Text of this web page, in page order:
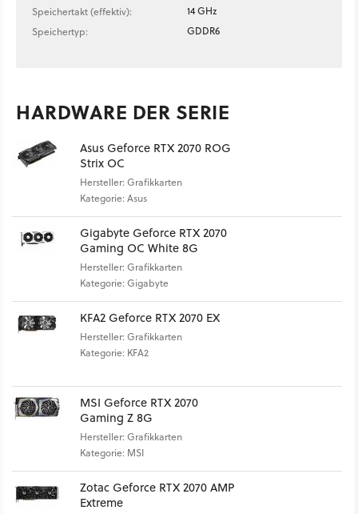
Speichertakt (effektiv):
14 GHz
Speichertyp:
GDDR6
HARDWARE DER SERIE
Asus Geforce RTX 2070 ROG
Strix OC
Hersteller: Grafikkarten
Kategorie: Asus
Gigabyte Geforce RTX 2070
Gaming OC White 8G
Hersteller: Grafikkarten
Kategorie: Gigabyte
KFA2 Geforce RTX 2070 EX
Hersteller: Grafikkarten
Kategorie: KFA2
MSI Geforce RTX 2070
Gaming Z 8G
Hersteller: Grafikkarten
Kategorie: MSI
Zotac Geforce RTX 2070 AMP
Extreme